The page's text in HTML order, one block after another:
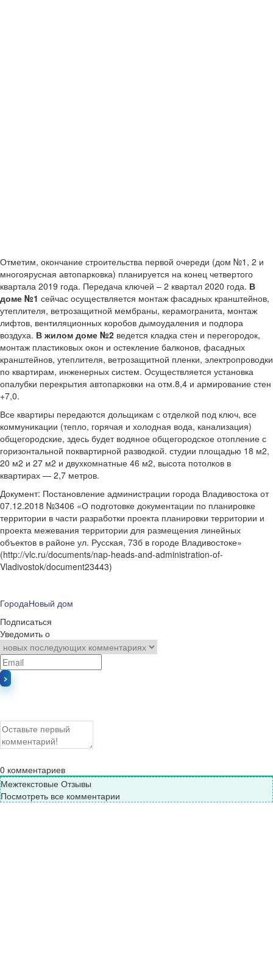
Отметим, окончание строительства первой очереди (дом №1, 2 и
многоярусная автопарковка) планируется на конец четвертого
квартала 2019 года. Передача ключей – 2 квартал 2020 года. В
доме №1 сейчас осуществляется монтаж фасадных кранштейнов,
утеплителя, ветрозащитной мембраны, керамогранита, монтаж
лифтов, вентиляционных коробов дымоудаления и подпора
воздуха. В жилом доме №2 ведется кладка стен и перегородок,
монтаж пластиковых окон и остекление балконов, фасадных
кранштейнов, утеплителя, ветрозащитной пленки, электропроводки
по квартирам, инженерных систем. Осуществляется установка
опалубки перекрытия автопарковки на отм.8,4 и армирование стен
+7,0.
Все квартиры передаются дольщикам с отделкой под ключ, все
коммуникации (тепло, горячая и холодная вода, канализация)
общегородские, здесь будет водяное общегородское отопление с
горизонтальной поквартирной разводкой. студии площадью 18 м2,
20 м2 и 27 м2 и двухкомнатные 46 м2, высота потолков в
квартирах — 2,7 метров.
Документ: Постановление администрации города Владивостока от
07.12.2018 №3406 «О подготовке документации по планировке
территории в части разработки проекта планировки территории и
проекта межевания территории для размещения линейных
объектов в районе ул. Русская, 73б в городе Владивостоке»
(http://vlc.ru/documents/nap-heads-and-administration-of-
Vladivostok/document23443)
ГородаНовый дом
Подписаться
Уведомить о
0 комментариев
Межтекстовые Отзывы
Посмотреть все комментарии